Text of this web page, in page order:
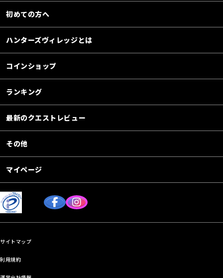
初めての方へ
ハンターズヴィレッジとは
コインショップ
ランキング
最新のクエストレビュー
その他
マイページ
サイトマップ
利用規約